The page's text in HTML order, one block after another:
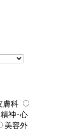
膚科
精神･心
美容外